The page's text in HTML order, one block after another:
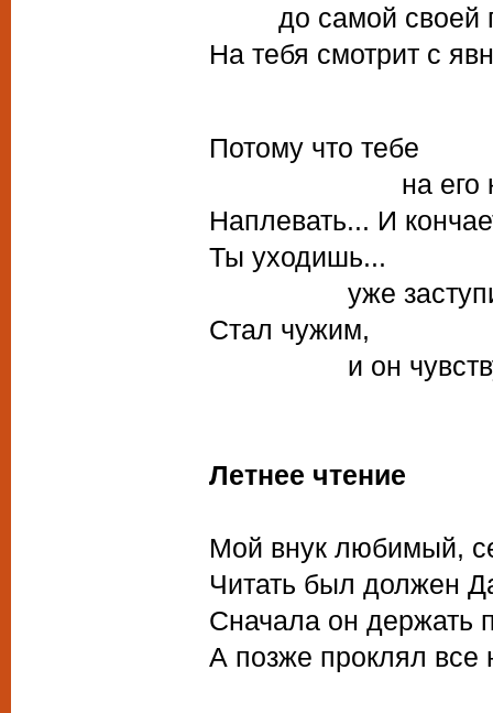
до самой своей
На тебя смотрит с
Потому что тебе
на его
Наплевать... И
Ты уходишь...
уже заступил
Стал чужим,
и он
Летнее чтение
Мой внук любимый,
Читать был должен
Сначала он держать
А позже проклял все